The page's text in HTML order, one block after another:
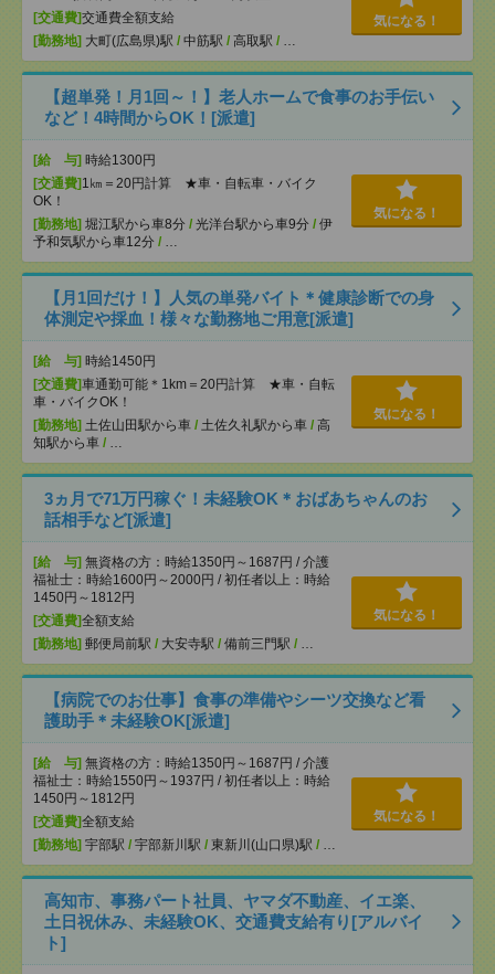
[交通費]交通費全額支給
[勤務地] 大町(広島県)駅 / 中筋駅 / 高取駅 /
気になる！
【超単発！月1回～！】老人ホームで食事のお手伝い
など！4時間からOK！[派遣]
[給 与] 時給1300円
[交通費]1㎞＝20円計算 ★車・自転車・バイク
OK！
[勤務地] 堀江駅から車8分 / 光洋台駅から車9分 / 伊
予和気駅から車12分 /
気になる！
【月1回だけ！】人気の単発バイト＊健康診断での身
体測定や採血！様々な勤務地ご用意[派遣]
[給 与] 時給1450円
[交通費]車通勤可能＊1km＝20円計算 ★車・自転
車・バイクOK！
[勤務地] 土佐山田駅から車 / 土佐久礼駅から車 / 高
知駅から車 /
気になる！
3ヵ月で71万円稼ぐ！未経験OK＊おばあちゃんのお
話相手など[派遣]
[給 与] 無資格の方：時給1350円～1687円 / 介護
福祉士：時給1600円～2000円 / 初任者以上：時給
1450円～1812円
[交通費]全額支給
[勤務地] 郵便局前駅 / 大安寺駅 / 備前三門駅 /
気になる！
【病院でのお仕事】食事の準備やシーツ交換など看
護助手＊未経験OK[派遣]
[給 与] 無資格の方：時給1350円～1687円 / 介護
福祉士：時給1550円～1937円 / 初任者以上：時給
1450円～1812円
[交通費]全額支給
[勤務地] 宇部駅 / 宇部新川駅 / 東新川(山口県)駅 /
気になる！
高知市、事務パート社員、ヤマダ不動産、イエ楽、
土日祝休み、未経験OK、交通費支給有り[アルバイ
ト]